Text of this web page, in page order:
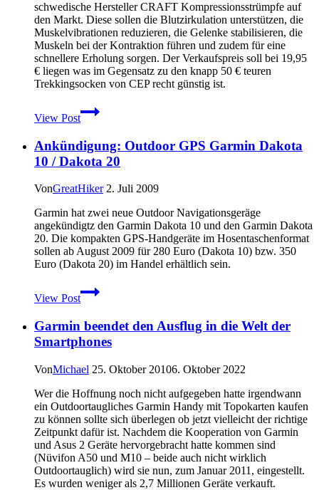
schwedische Hersteller CRAFT Kompressionsstrümpfe auf
den Markt. Diese sollen die Blutzirkulation unterstützen, die
Muskelvibrationen reduzieren, die Gelenke stabilisieren, die
Muskeln bei der Kontraktion führen und zudem für eine
schnellere Erholung sorgen. Der Verkaufspreis soll bei 19,95
€ liegen was im Gegensatz zu den knapp 50 € teuren
Trekkingsocken von CEP recht günstig ist.
View Post
CRAFT
Socken:
Sock
Ankündigung: Outdoor GPS Garmin Dakota
10 / Dakota 20
VonGreatHiker 2. Juli 2009
Garmin hat zwei neue Outdoor Navigationsgeräge
angekündigtz den Garmin Dakota 10 und den Garmin Dakota
20. Die kompakten GPS-Handgeräte im Hosentaschenformat
sollen ab August 2009 für 280 Euro (Dakota 10) bzw. 350
Euro (Dakota 20) im Handel erhältlich sein.
View Post
Ankündigung:
Outdoor
Garmin
Dakota
10
Dakota
20
Garmin beendet den Ausflug in die Welt der
Smartphones
VonMichael 25. Oktober 20106. Oktober 2022
Wer die Hoffnung noch nicht aufgegeben hatte irgendwann
ein Outdoortaugliches Garmin Handy mit Topokarten kaufen
zu können sollte sich überlegen ob jetzt vielleicht der richtige
Zeitpunkt dafür ist. Nachdem die Kooperation von Garmin
und Asus 2 Geräte hervorgebracht hatte kommen sind
(Nüvifon A50 und M10 – beide auch nicht wirklich
Outdoortauglich) wird sie nun, zum Januar 2011, eingestellt.
Es wurden weniger als 2,7 Millionen Geräte verkauft.